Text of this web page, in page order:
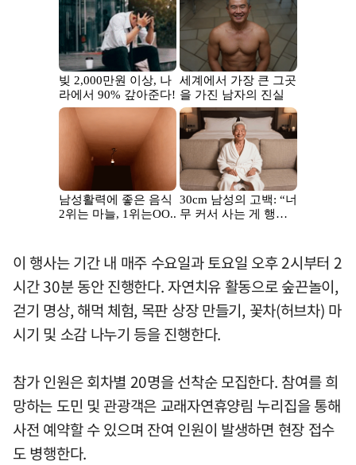
이 행사는 기간 내 매주 수요일과 토요일 오후 2시부터 2
시간 30분 동안 진행한다. 자연치유 활동으로 숲끈놀이,
걷기 명상, 해먹 체험, 목판 상장 만들기, 꽃차(허브차) 마
시기 및 소감 나누기 등을 진행한다.
참가 인원은 회차별 20명을 선착순 모집한다. 참여를 희
망하는 도민 및 관광객은 교래자연휴양림 누리집을 통해
사전 예약할 수 있으며 잔여 인원이 발생하면 현장 접수
도 병행한다.